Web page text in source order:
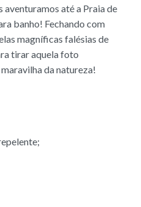
aventuramos até a Praia de
banho! Fechando com
magníficas falésias de
tirar aquela foto
da natureza!